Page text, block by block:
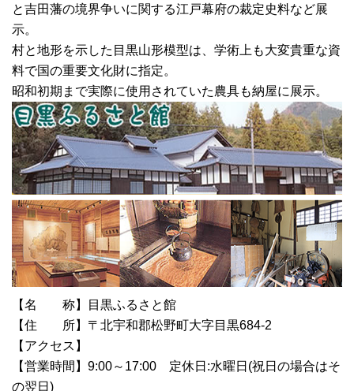
と吉田藩の境界争いに関する江戸幕府の裁定史料など展
示。
村と地形を示した目黒山形模型は、学術上も大変貴重な資
料で国の重要文化財に指定。
昭和初期まで実際に使用されていた農具も納屋に展示。
【名 称】目黒ふるさと館
【住 所】〒北宇和郡松野町大字目黒684-2
【アクセス】
【営業時間】9:00～17:00 定休日:水曜日(祝日の場合はそ
の翌日)